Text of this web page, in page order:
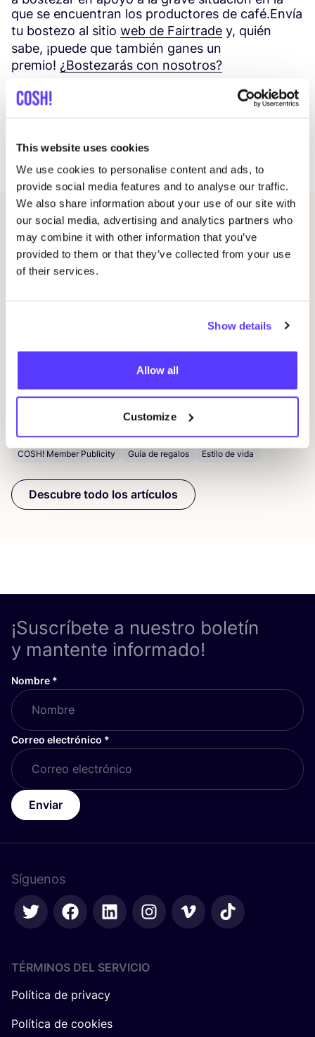
This website uses cookies
We use cookies to personalise content and ads, to
provide social media features and to analyse our traffic.
We also share information about your use of our site with
our social media, advertising and analytics partners who
may combine it with other information that you’ve
provided to them or that they’ve collected from your use
of their services.
Show details
Allow all
Customize
que se encuentran los productores de café.Envía
tu bostezo al sitio web de Fairtrade y, quién
sabe, ¡puede que también ganes un
premio! ¿Bostezarás con nosotros?
Elise Brys
COMPARTE
Contenidos relacionados
1 febrero 2020
Rega­los de San Valentín
COSH! Member Publicity Guía de regalos Estilo de vida
Descubre todo los artículos
¡Suscríbete a nuestro boletín
y mantente informado!
Nombre *
Correo electrónico *
Enviar
Síguenos
TÉRMINOS DEL SERVICIO
Política de privacy
Política de cookies